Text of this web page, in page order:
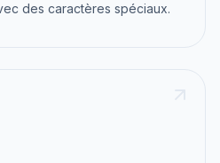
des caractères spéciaux.